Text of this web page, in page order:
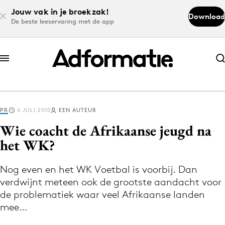
Jouw vak in je broekzak!
De beste leeservaring met de app
Download
Abonneer nu
Abonneer nu
Log in
Volg het laatste nieuws via de Adformatie
Nieuws app
PR 6 JULI 2010 EEN AUTEUR
Wie coacht de Afrikaanse jeugd na
het WK?
Nog even en het WK Voetbal is voorbij. Dan
verdwijnt meteen ook de grootste aandacht voor
de problematiek waar veel Afrikaanse landen
mee…